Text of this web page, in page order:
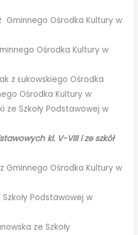
Gminnego Ośrodka Kultury w
Ośrodka Kultury w
z Łukowskiego Ośrodka
Ośrodka Kultury w
ze Szkoły Podstawowej w
kl. V-VIII i ze szkół
Gminnego Ośrodka Kultury w
Podstawowej w
ze Szkoły